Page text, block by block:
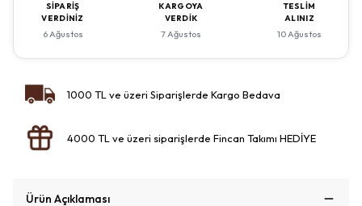
SIPARIŞ
VERDINIZ
6 Ağustos
KARGOYA
VERDIK
7 Ağustos
TESLIM
ALINIZ
10 Ağustos
1000 TL ve üzeri Siparişlerde Kargo Bedava
4000 TL ve üzeri siparişlerde Fincan Takımı HEDİYE
Ürün Açıklaması